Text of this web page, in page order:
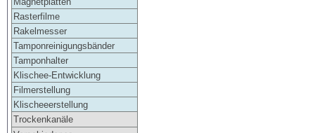
Rasterfilme
Rakelmesser
Tamponreinigungsbänder
Tamponhalter
Klischee-Entwicklung
Filmerstellung
Klischeeerstellung
Trockenkanäle